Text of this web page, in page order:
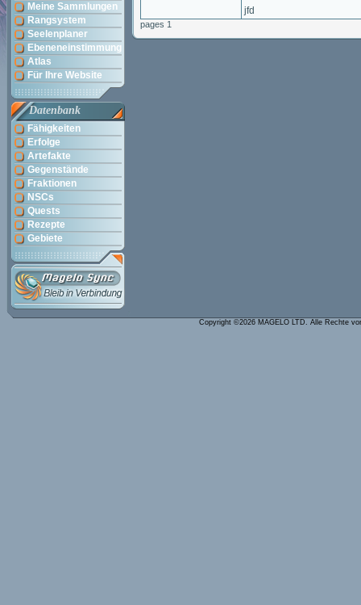
Meine Sammlungen
Rangsystem
Seelenplaner
Ebeneneinstimmung
Atlas
Für Ihre Website
Datenbank
Fähigkeiten
Erfolge
Artefakte
Gegenstände
Fraktionen
NSCs
Quests
Rezepte
Gebiete
jfd
pages 1
Copyright ©2026 MAGELO LTD. Alle Rechte